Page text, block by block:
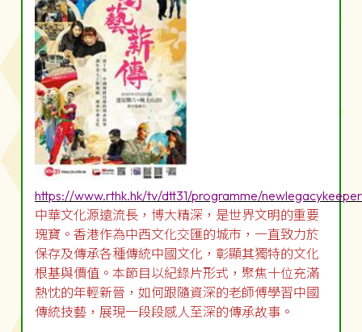
https://www.rthk.hk/tv/dtt31/programme/
中華文化源遠流長，博大精深，是世界文明的重要
瑰寶。香港作為中西文化交匯的城市，一直致力於
保存及傳承各種傳統中國文化，彰顯其獨特的文化
根基與價值。本節目以紀錄片形式，聚焦十位充滿
熱忱的年輕新晉，如何跟隨資深的老師傅學習中國
傳統技藝，展現一段段感人至深的傳承故事。